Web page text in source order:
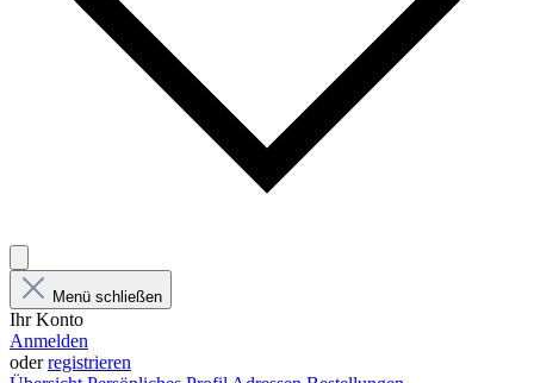
Menü schließen
Ihr Konto
Anmelden
oderregistrieren